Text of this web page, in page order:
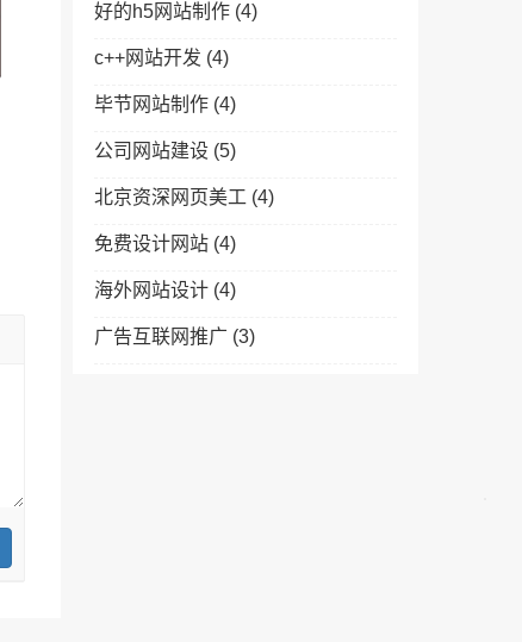
好的h5网站制作 (4)
c++网站开发 (4)
毕节网站制作 (4)
公司网站建设 (5)
北京资深网页美工 (4)
免费设计网站 (4)
海外网站设计 (4)
广告互联网推广 (3)